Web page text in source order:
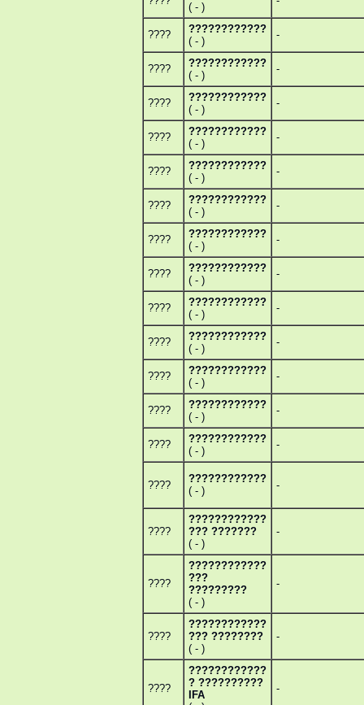
( - )
????
????????????
( - )
-
????
????????????
( - )
-
????
????????????
( - )
-
????
????????????
( - )
-
????
????????????
( - )
-
????
????????????
( - )
-
????
????????????
( - )
-
????
????????????
( - )
-
????
????????????
( - )
-
????
????????????
( - )
-
????
????????????
( - )
-
????
????????????
( - )
-
????
????????????
( - )
-
????
????????????
( - )
-
????
????????????
??? ???????
( - )
-
????
????????????
???
?????????
( - )
-
????
????????????
??? ????????
( - )
-
????
????????????
? ??????????
IFA
-